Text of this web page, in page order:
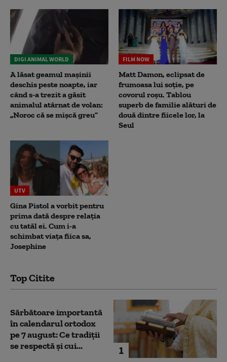
DIGI ANIMAL WORLD
A lăsat geamul mașinii
deschis peste noapte, iar
când s-a trezit a găsit
animalul atârnat de volan:
„Noroc că se mișcă greu”
FILM NOW
Matt Damon, eclipsat de
frumoasa lui soție, pe
covorul roșu. Tablou
superb de familie alături de
două dintre fiicele lor, la
Seul
UTV
Gina Pistol a vorbit pentru
prima dată despre relația
cu tatăl ei. Cum i-a
schimbat viața fiica sa,
Josephine
Top Citite
1
Sărbătoare importantă
în calendarul ortodox
pe 7 august: Ce tradiții
se respectă și cui...